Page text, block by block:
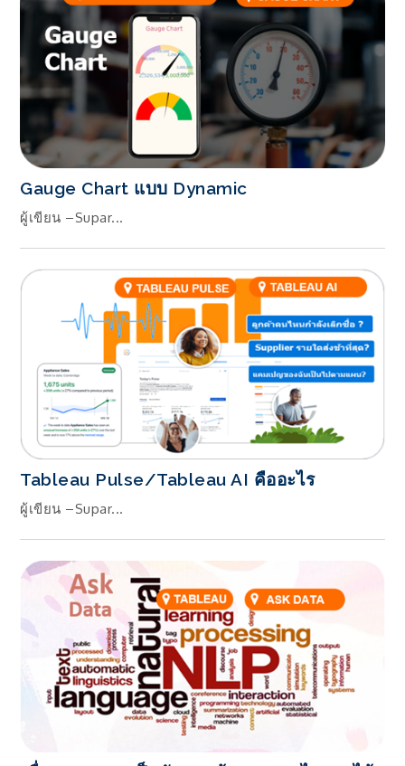
Gauge Chart แบบ Dynamic
ผู้เขียน –Supar...
Tableau Pulse/Tableau AI คืออะไร
ผู้เขียน –Supar...